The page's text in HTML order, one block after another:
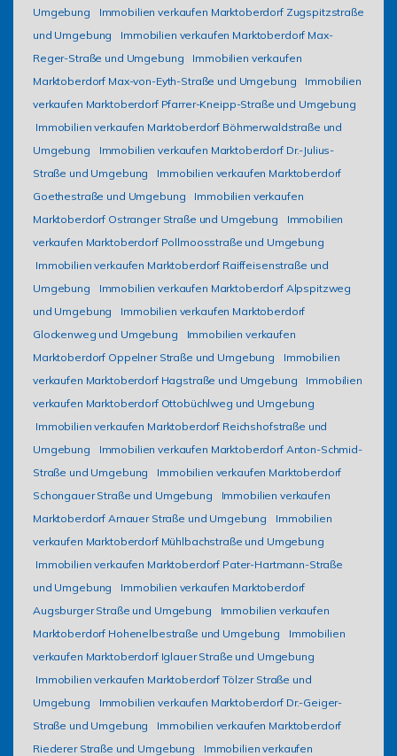
Umgebung
Immobilien verkaufen Marktoberdorf Zugspitzstraße
und Umgebung
Immobilien verkaufen Marktoberdorf Max-
Reger-Straße und Umgebung
Immobilien verkaufen
Marktoberdorf Max-von-Eyth-Straße und Umgebung
Immobilien
verkaufen Marktoberdorf Pfarrer-Kneipp-Straße und Umgebung
Immobilien verkaufen Marktoberdorf Böhmerwaldstraße und
Umgebung
Immobilien verkaufen Marktoberdorf Dr.-Julius-
Straße und Umgebung
Immobilien verkaufen Marktoberdorf
Goethestraße und Umgebung
Immobilien verkaufen
Marktoberdorf Ostranger Straße und Umgebung
Immobilien
verkaufen Marktoberdorf Pollmoosstraße und Umgebung
Immobilien verkaufen Marktoberdorf Raiffeisenstraße und
Umgebung
Immobilien verkaufen Marktoberdorf Alpspitzweg
und Umgebung
Immobilien verkaufen Marktoberdorf
Glockenweg und Umgebung
Immobilien verkaufen
Marktoberdorf Oppelner Straße und Umgebung
Immobilien
verkaufen Marktoberdorf Hagstraße und Umgebung
Immobilien
verkaufen Marktoberdorf Ottobüchlweg und Umgebung
Immobilien verkaufen Marktoberdorf Reichshofstraße und
Umgebung
Immobilien verkaufen Marktoberdorf Anton-Schmid-
Straße und Umgebung
Immobilien verkaufen Marktoberdorf
Schongauer Straße und Umgebung
Immobilien verkaufen
Marktoberdorf Arnauer Straße und Umgebung
Immobilien
verkaufen Marktoberdorf Mühlbachstraße und Umgebung
Immobilien verkaufen Marktoberdorf Pater-Hartmann-Straße
und Umgebung
Immobilien verkaufen Marktoberdorf
Augsburger Straße und Umgebung
Immobilien verkaufen
Marktoberdorf Hohenelbestraße und Umgebung
Immobilien
verkaufen Marktoberdorf Iglauer Straße und Umgebung
Immobilien verkaufen Marktoberdorf Tölzer Straße und
Umgebung
Immobilien verkaufen Marktoberdorf Dr.-Geiger-
Straße und Umgebung
Immobilien verkaufen Marktoberdorf
Riederer Straße und Umgebung
Immobilien verkaufen